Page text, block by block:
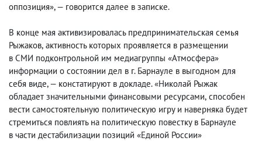
оппозиция», — говорится далее в записке.
В конце мая активизировалась предпринимательская семья
Рыжаков, активность которых проявляется в размещении
в СМИ подконтрольной им медиагруппы «Атмосфера»
информации о состоянии дел в г. Барнауле в выгодном для
себя виде, — констатируют в докладе. «Николай Рыжак
обладает значительными финансовыми ресурсами, способен
вести самостоятельную политическую игру и наверняка будет
стремиться повлиять на политическую повестку в Барнауле
в части дестабилизации позиций «Единой России»